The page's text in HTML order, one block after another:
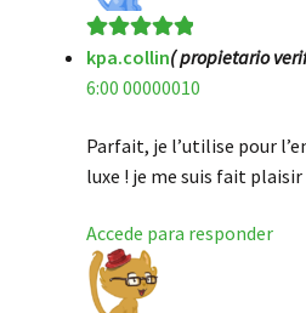
Valorado en5
de 5
kpa.collin( propietario
6:00 00000010
Parfait, je l’utilise pour
luxe ! je me suis fait plaisir
Accede para responder